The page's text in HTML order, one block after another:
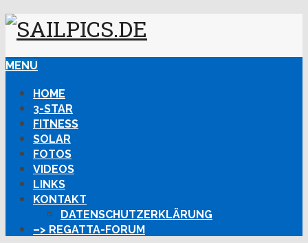
MENU
HOME
3-STAR
FITNESS
SOLAR
FOTOS
VIDEOS
LINKS
KONTAKT
DATENSCHUTZERKLÄRUNG
–> REGATTA-FORUM